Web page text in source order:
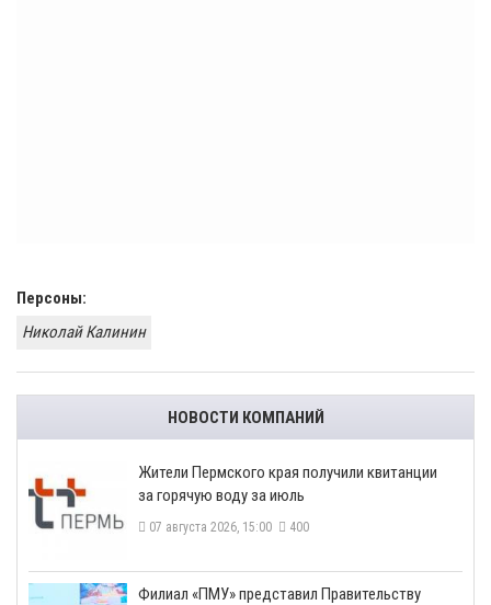
Персоны:
Николай Калинин
НОВОСТИ КОМПАНИЙ
​Жители Пермского края получили квитанции
за горячую воду за июль
07 августа 2026, 15:00 400
​Филиал «ПМУ» представил Правительству